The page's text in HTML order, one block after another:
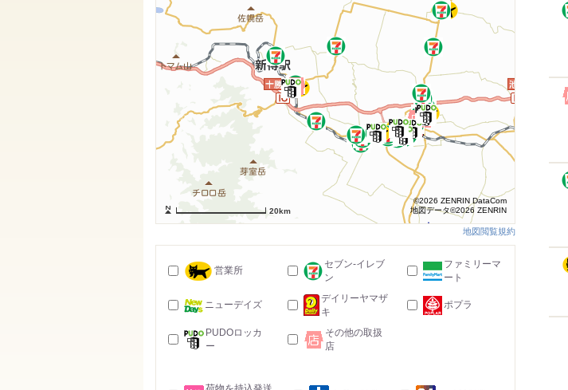
20km
©2026 ZENRIN DataCom
地図データ©2026 ZENRIN
地図閲覧規約
営業所
セブン-イレブ
ン
ファミリーマ
ート
ニューデイズ
デイリーヤマザ
キ
ポプラ
PUDOロッカ
ー
その他の取扱
店